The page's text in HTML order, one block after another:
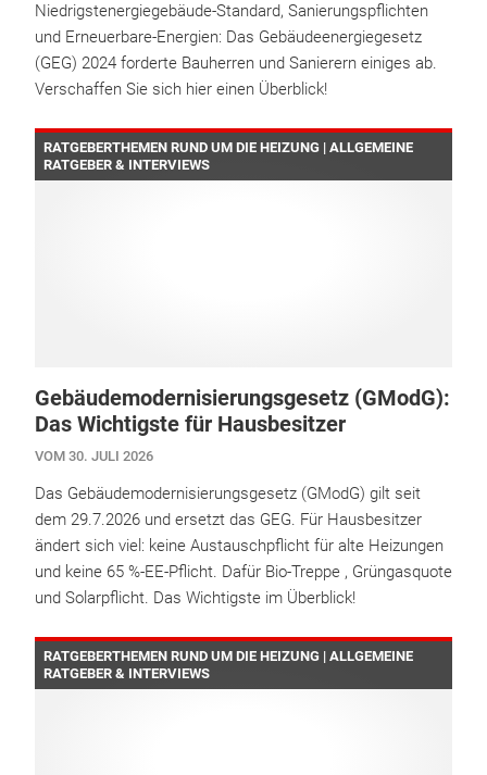
Niedrigstenergiegebäude-Standard, Sanierungspflichten
und Erneuerbare-Energien: Das Gebäudeenergiegesetz
(GEG) 2024 forderte Bauherren und Sanierern einiges ab.
Verschaffen Sie sich hier einen Überblick!
RATGEBERTHEMEN RUND UM DIE HEIZUNG | ALLGEMEINE
RATGEBER & INTERVIEWS
Gebäudemodernisierungsgesetz (GModG):
Das Wichtigste für Hausbesitzer
VOM 30. JULI 2026
Das Gebäudemodernisierungsgesetz (GModG) gilt seit
dem 29.7.2026 und ersetzt das GEG. Für Hausbesitzer
ändert sich viel: keine Austauschpflicht für alte Heizungen
und keine 65 %-EE-Pflicht. Dafür Bio-Treppe , Grüngasquote
und Solarpflicht. Das Wichtigste im Überblick!
RATGEBERTHEMEN RUND UM DIE HEIZUNG | ALLGEMEINE
RATGEBER & INTERVIEWS